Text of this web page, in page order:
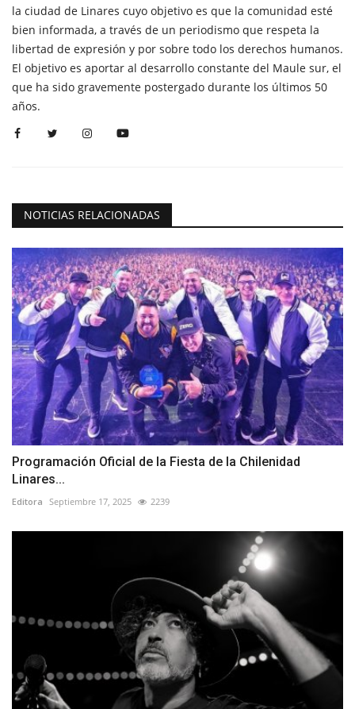
la ciudad de Linares cuyo objetivo es que la comunidad esté
bien informada, a través de un periodismo que respeta la
libertad de expresión y por sobre todo los derechos humanos.
El objetivo es aportar al desarrollo constante del Maule sur, el
que ha sido gravemente postergado durante los últimos 50
años.
NOTICIAS RELACIONADAS
Programación Oficial de la Fiesta de la Chilenidad
Linares...
Editora Septiembre 17, 2025 2239